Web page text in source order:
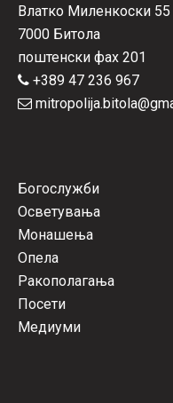
Влатко Миленкоски 55
7000 Битола
поштенски фах 201
+389 47 236 967
Богослужби
Осветувања
Монашења
Опела
Ракополагања
Посети
Медиуми